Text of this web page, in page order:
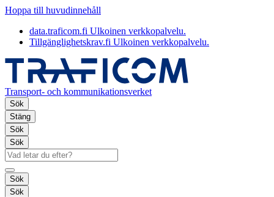
Hoppa till huvudinnehåll
data.traficom.fi Ulkoinen verkkopalvelu.
Tillgänglighetskrav.fi Ulkoinen verkkopalvelu.
Transport- och kommunikationsverket
Sök
Stäng
Sök
Sök
Sök
Sök